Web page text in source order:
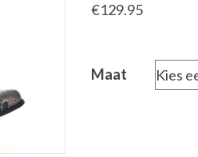
€129.95
Maat